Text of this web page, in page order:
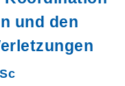
und den